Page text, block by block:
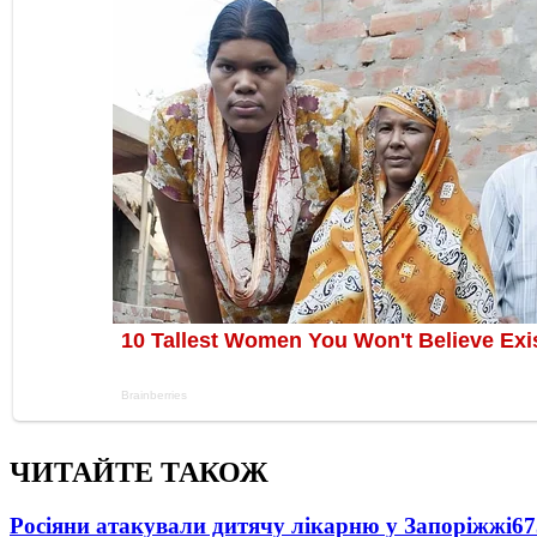
ЧИТАЙТЕ ТАКОЖ
Росіяни атакували дитячу лікарню у Запоріжжі